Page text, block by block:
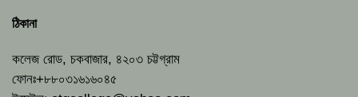
ঠিকানা
কলেজ রোড, চকবাজার, ৪২০৩ চট্টগ্রাম
ফোনঃ+৮৮০৩১৬১৬০৪৫